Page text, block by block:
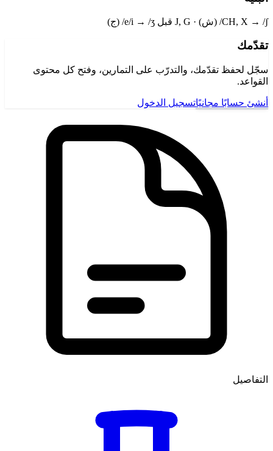
CH, X → /ʃ/ (ش) · J, G قبل e/i → /ʒ/ (ج)
تقدّمك
سجّل لحفظ تقدّمك، والتدرّب على التمارين، وفتح كل محتوى
القواعد.
أنشئ حسابًا مجانيًاتسجيل الدخول
التفاصيل